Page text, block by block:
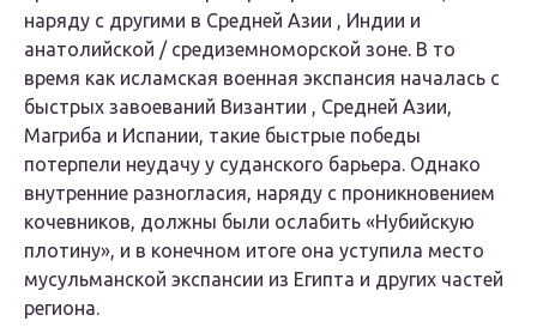
наряду с другими в Средней Азии , Индии и
анатолийской / средиземноморской зоне. В то
время как исламская военная экспансия началась с
быстрых завоеваний Византии , Средней Азии,
Магриба и Испании, такие быстрые победы
потерпели неудачу у суданского барьера. Однако
внутренние разногласия, наряду с проникновением
кочевников, должны были ослабить «Нубийскую
плотину», и в конечном итоге она уступила место
мусульманской экспансии из Египта и других частей
региона.